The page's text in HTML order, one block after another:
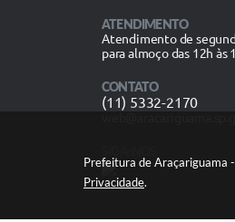
Prefeitura de Araçariguama
Privacidade.
ATENDIMENTO
Atendimento de
para almoço das 12h às
CONTATO
(11) 5332-2170